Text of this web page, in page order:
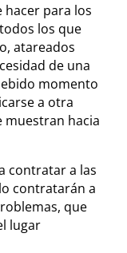
para los
los que
atareados
de una
momento
a otra
muestran hacia
contratar a las
contratarán a
que
lugar